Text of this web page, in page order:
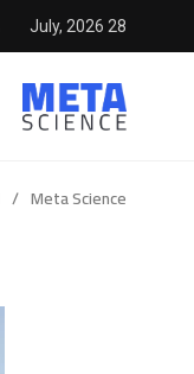
28 July, 2026
Meta Science
/